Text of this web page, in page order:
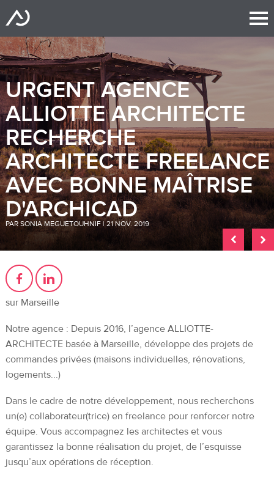
URGENT AGENCE
ALLIOTTE ARCHITECTE
RECHERCHE
ARCHITECTE FREELANCE
AVEC BONNE MAÎTRISE
D'ARCHICAD
PAR SONIA MEGUETOUHNIF | 21 NOV. 2019
sur Marseille
Notre agence : Depuis 2016, l’agence ALLIOTTE-
ARCHITECTE basée à Marseille, développe des projets de
commandes privées (maisons individuelles, rénovations,
logements...)
Dans le cadre de notre développement, nous recherchons
un(e) collaborateur(trice) en freelance pour renforcer notre
équipe. Vous accompagnez les architectes et vous
garantissez la bonne réalisation du projet, de l’esquisse
jusqu’aux opérations de réception.